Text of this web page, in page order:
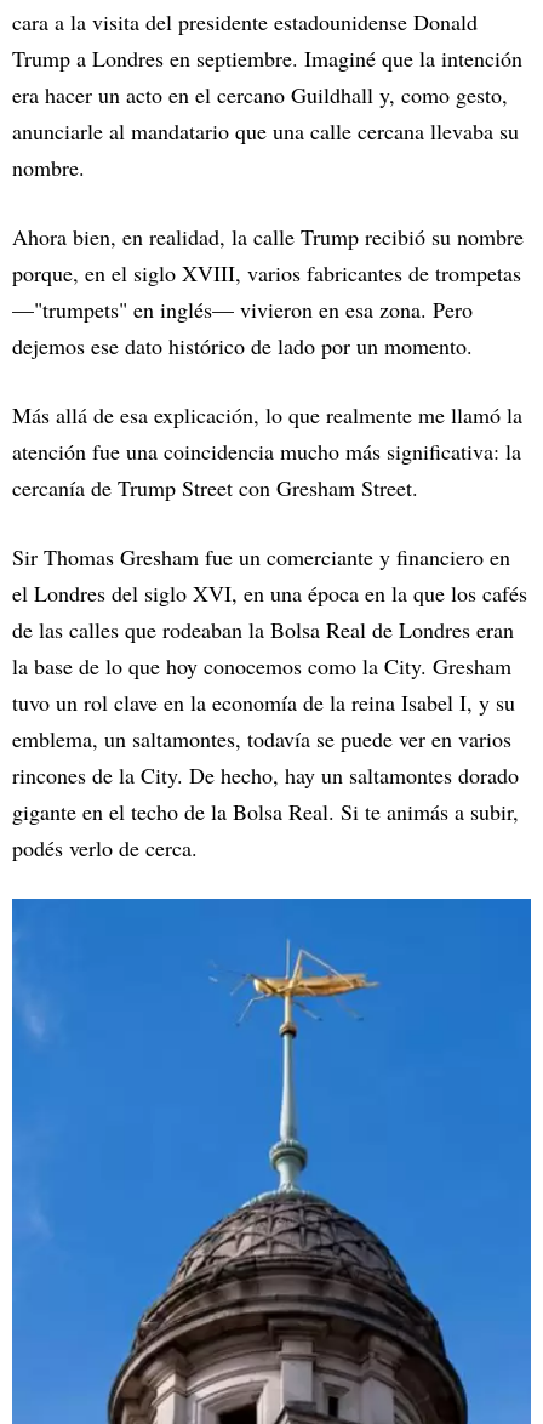
cara a la visita del presidente estadounidense Donald
Trump a Londres en septiembre. Imaginé que la intención
era hacer un acto en el cercano Guildhall y, como gesto,
anunciarle al mandatario que una calle cercana llevaba su
nombre.
Ahora bien, en realidad, la calle Trump recibió su nombre
porque, en el siglo XVIII, varios fabricantes de trompetas
—"trumpets" en inglés— vivieron en esa zona. Pero
dejemos ese dato histórico de lado por un momento.
Más allá de esa explicación, lo que realmente me llamó la
atención fue una coincidencia mucho más significativa: la
cercanía de Trump Street con Gresham Street.
Sir Thomas Gresham fue un comerciante y financiero en
el Londres del siglo XVI, en una época en la que los cafés
de las calles que rodeaban la Bolsa Real de Londres eran
la base de lo que hoy conocemos como la City. Gresham
tuvo un rol clave en la economía de la reina Isabel I, y su
emblema, un saltamontes, todavía se puede ver en varios
rincones de la City. De hecho, hay un saltamontes dorado
gigante en el techo de la Bolsa Real. Si te animás a subir,
podés verlo de cerca.